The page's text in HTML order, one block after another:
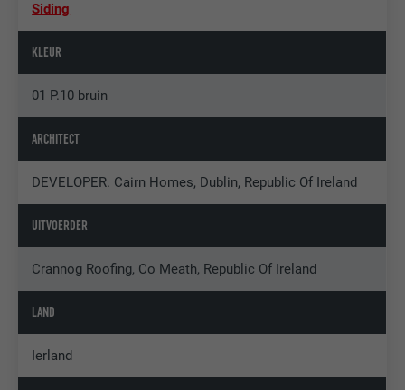
Siding
KLEUR
01 P.10 bruin
ARCHITECT
DEVELOPER. Cairn Homes, Dublin, Republic Of Ireland
UITVOERDER
Crannog Roofing, Co Meath, Republic Of Ireland
LAND
Ierland